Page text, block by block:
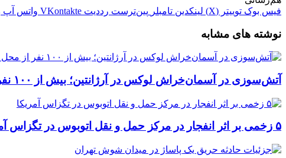
فیس بوک توییتر (X) لینکدین ‫تامبلر ‫پین‌ترست ‫رددیت ‫VKontakte واتس آپ
نوشته های مشابه
آتش‌سوزی در آسمان‌خراش لوکس در آرژانتین؛ بیش از ۱۰۰ نفر از محل تخلیه شدند
۵ زخمی بر اثر انفجار در مرکز حمل و نقل اتوبوس در تگزاس آمریکا